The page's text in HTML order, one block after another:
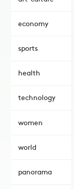
economy
sports
health
technology
women
world
panorama